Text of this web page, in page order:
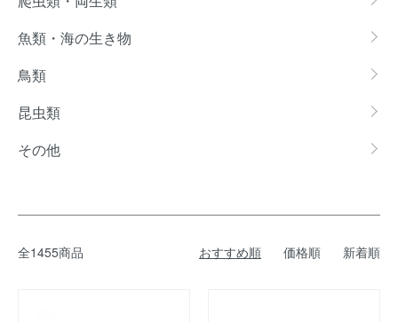
魚類・海の生き物
鳥類
昆虫類
その他
全1455商品 おすすめ順 価格順 新着順